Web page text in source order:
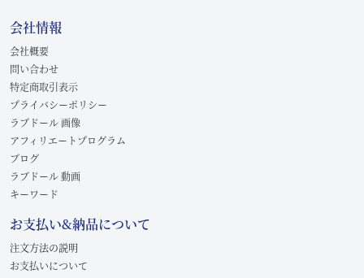
会社情報
会社概要
問い合わせ
特定商取引表示
プライバシーポリシー
ラブドール 画像
アフィリエートプログラム
ブログ
ラブドール 動画
キーワード
お支払い&納品について
注文方法の説明
お支払いについて